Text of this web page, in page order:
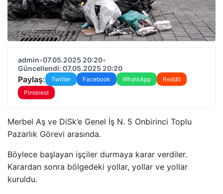
admin•07.05.2025 20:20•
Güncellendi: 07.05.2025 20:20
Paylaş: Twitter Facebook WhatsApp
Reddit
Pinterest
Merbel Aş ve DiSk’e Genel İş N. 5 Onbirinci Toplu
Pazarlık Görevi arasında.
Böylece başlayan işçiler durmaya karar verdiler.
Karardan sonra bölgedeki yollar, yollar ve yollar
kuruldu.